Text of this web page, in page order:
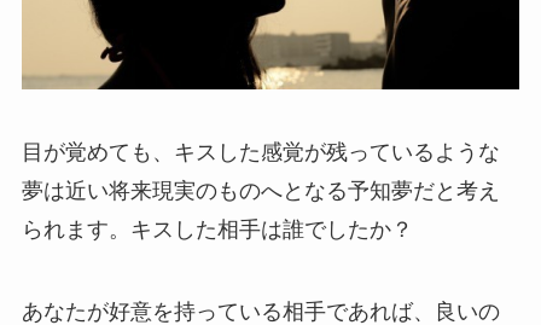
目が覚めても、キスした感覚が残っているような
夢は近い将来現実のものへとなる予知夢だと考え
られます。キスした相手は誰でしたか？
あなたが好意を持っている相手であれば、良いの